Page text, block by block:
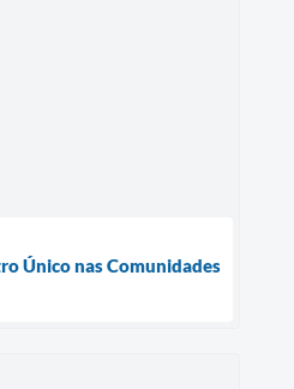
Único nas Comunidades